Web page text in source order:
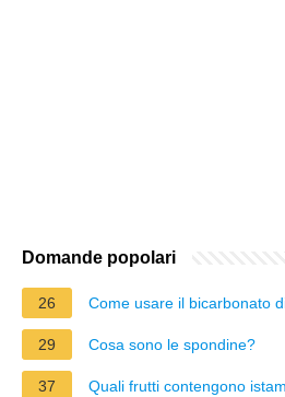
Domande popolari
26 Come usare il bicarbonato
29 Cosa sono le spondine?
37 Quali frutti contengono